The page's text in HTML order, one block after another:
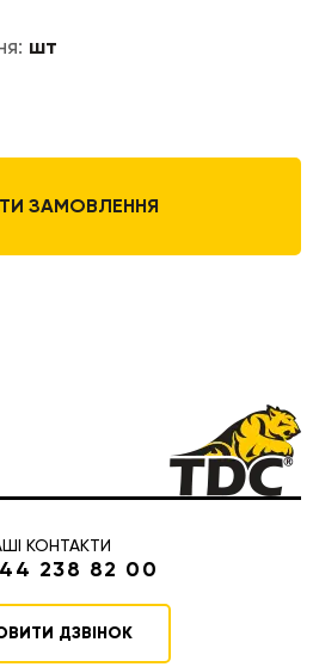
шт
ЗАМОВЛЕННЯ
КОНТАКТИ
238 82 00
ДЗВІНОК